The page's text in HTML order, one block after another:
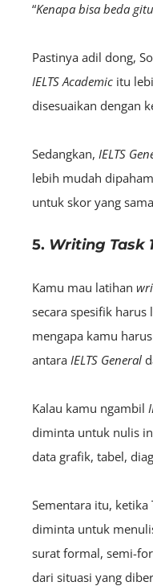
“Kenapa bisa beda
Pastinya adil dong,
IELTS Academic itu
disesuaikan dengan
Sedangkan, IELTS
lebih mudah
untuk skor yang
5. Writing Task
Kamu mau latihan w
secara spesifik harus
mengapa kamu
antara IELTS General
Kalau kamu ngambil
diminta untuk nulis
data grafik, tabel,
Sementara itu, ketika
diminta untuk
surat formal, semi-
dari situasi yang